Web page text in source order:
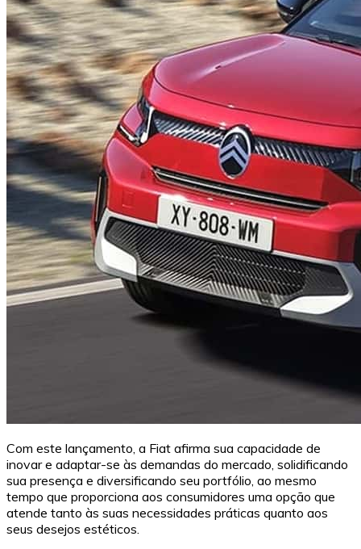
Com este lançamento, a Fiat afirma sua capacidade de
inovar e adaptar-se às demandas do mercado, solidificando
sua presença e diversificando seu portfólio, ao mesmo
tempo que proporciona aos consumidores uma opção que
atende tanto às suas necessidades práticas quanto aos
seus desejos estéticos.